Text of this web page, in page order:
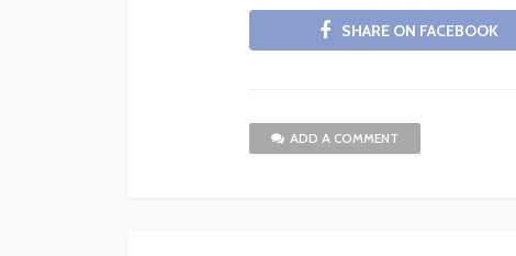
SHARE ON FACEBOOK
ADD A COMMENT